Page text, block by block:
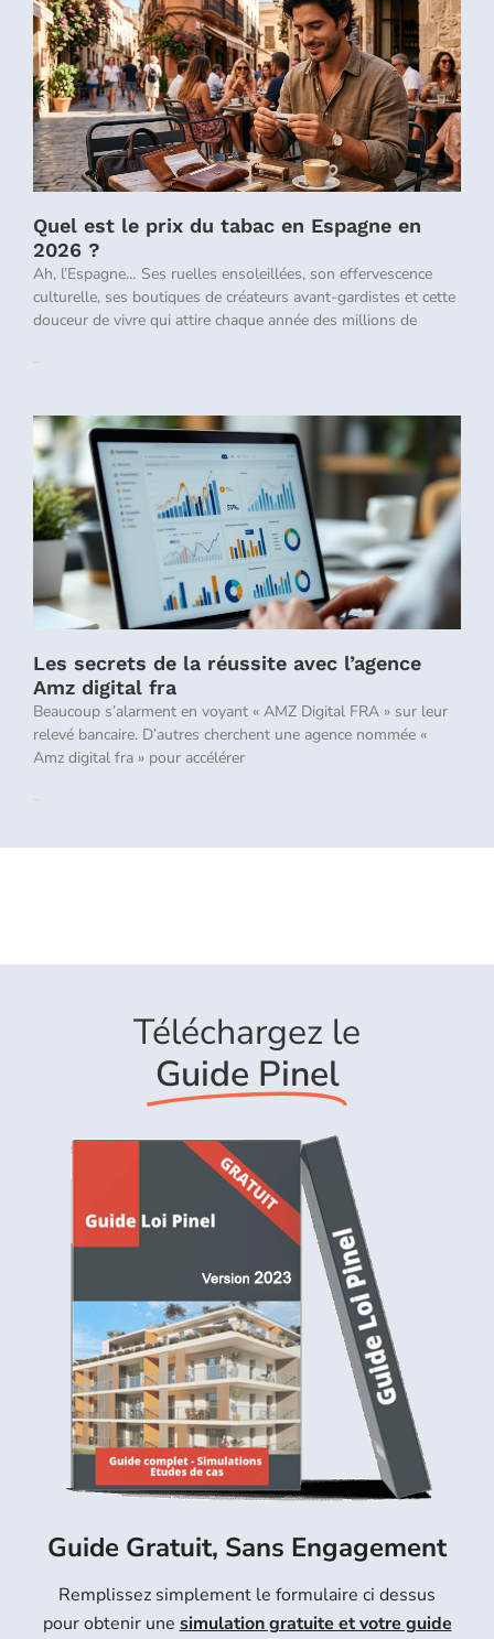
Quel est le prix du tabac en Espagne en
2026 ?
Ah, l’Espagne… Ses ruelles ensoleillées, son effervescence
culturelle, ses boutiques de créateurs avant-gardistes et cette
douceur de vivre qui attire chaque année des millions de
Les secrets de la réussite avec l’agence
Amz digital fra
Beaucoup s’alarment en voyant « AMZ Digital FRA » sur leur
relevé bancaire. D’autres cherchent une agence nommée «
Amz digital fra » pour accélérer
Téléchargez le
Guide Pinel
Guide Gratuit, Sans Engagement
Remplissez simplement le formulaire ci dessus
pour obtenir une simulation gratuite et votre guide